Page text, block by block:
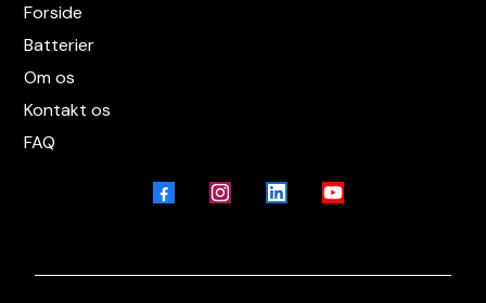
Forside
Batterier
Om os
Kontakt os
FAQ